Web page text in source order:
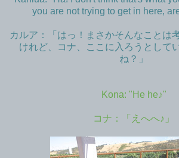
you are not trying to get in here,
カルア：「はっ！まさかそんなことは
けれど、コナ、ここに入ろうとして
ね？」
Kona: "He he♪"
コナ：「えへへ♪」